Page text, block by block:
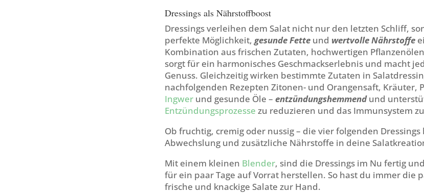
Dressings als Nährstoffboost
Dressings verleihen dem Salat nicht nur den letzten Schliff,
perfekte Möglichkeit, gesunde Fette und wertvolle Nährstoffe
Kombination aus frischen Zutaten, hochwertigen
sorgt für ein harmonisches Geschmackserlebnis und macht
Genuss. Gleichzeitig wirken bestimmte Zutaten in
nachfolgenden Rezepten Zitonen- und Orangensaft, Kräuter,
Ingwer und gesunde Öle – entzündungshemmendund
Entzündungsprozesse zu reduzieren und das Immunsystem
Ob fruchtig, cremig oder nussig – die vier folgenden
Abwechslung und zusätzliche Nährstoffe in deine
Mit einem kleinen Blender, sind die Dressings im Nu fertig
für ein paar Tage auf Vorrat herstellen. So hast du immer die
frische und knackige Salate zur Hand.